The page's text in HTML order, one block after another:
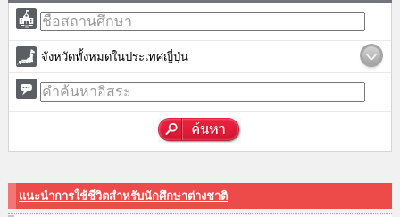
จังหวัดทั้งหมดในประเทศญี่ปุ่น
แนะนำการใช้ชีวิตสำหรับนักศึกษาต่างชาติ